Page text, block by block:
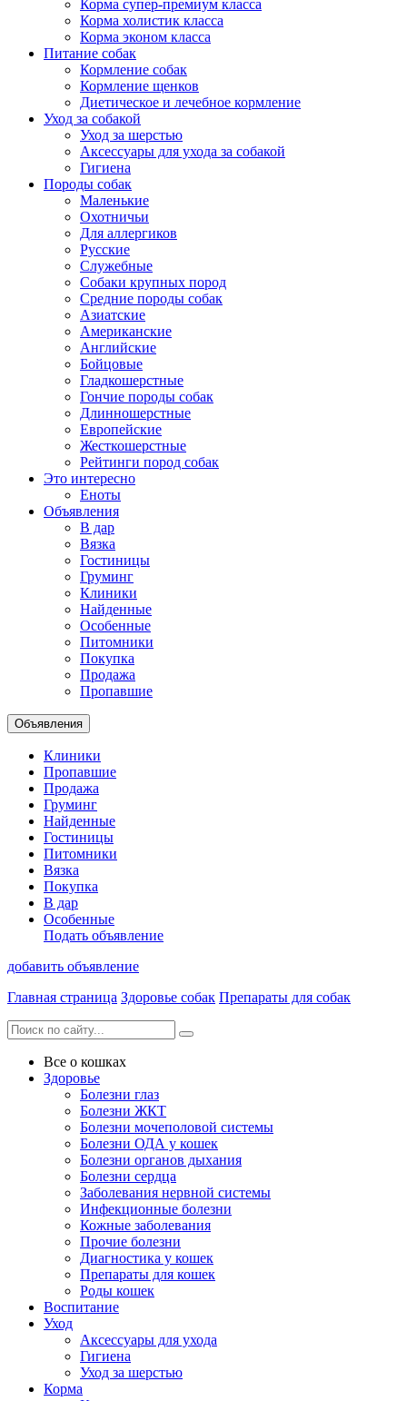
Корма супер-премиум класса
Корма холистик класса
Корма эконом класса
Питание собак
Кормление собак
Кормление щенков
Диетическое и лечебное кормление
Уход за собакой
Уход за шерстью
Аксессуары для ухода за собакой
Гигиена
Породы собак
Маленькие
Охотничьи
Для аллергиков
Русские
Служебные
Собаки крупных пород
Средние породы собак
Азиатские
Американские
Английские
Бойцовые
Гладкошерстные
Гончие породы собак
Длинношерстные
Европейские
Жесткошерстные
Рейтинги пород собак
Это интересно
Еноты
Объявления
В дар
Вязка
Гостиницы
Груминг
Клиники
Найденные
Особенные
Питомники
Покупка
Продажа
Пропавшие
Объявления
Клиники
Пропавшие
Продажа
Груминг
Найденные
Гостиницы
Питомники
Вязка
Покупка
В дар
Особенные
Подать объявление
добавить объявление
Главная страница Здоровье собак Препараты для собак
Все о кошках
Здоровье
Болезни глаз
Болезни ЖКТ
Болезни мочеполовой системы
Болезни ОДА у кошек
Болезни органов дыхания
Болезни сердца
Заболевания нервной системы
Инфекционные болезни
Кожные заболевания
Прочие болезни
Диагностика у кошек
Препараты для кошек
Роды кошек
Воспитание
Уход
Аксессуары для ухода
Гигиена
Уход за шерстью
Корма